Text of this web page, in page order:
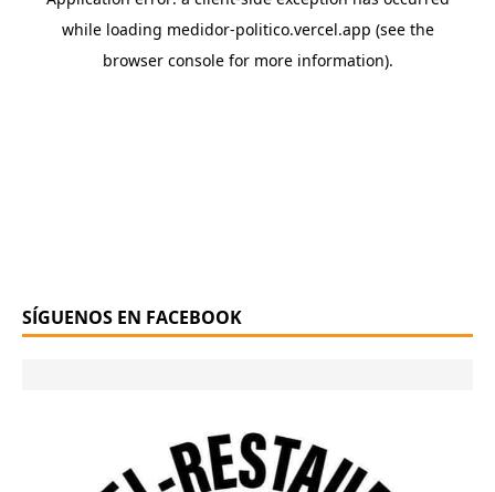
SÍGUENOS EN FACEBOOK